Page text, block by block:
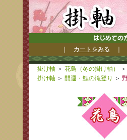
カートをみる
掛け軸 ＞ 花鳥（冬の掛け軸） ＞
掛け軸 ＞ 開運・鯉の滝登り ＞